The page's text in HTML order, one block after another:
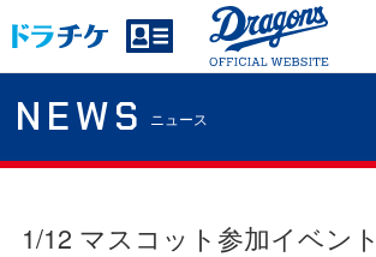
NEWS ニュース
1/12 マスコット参加イベン